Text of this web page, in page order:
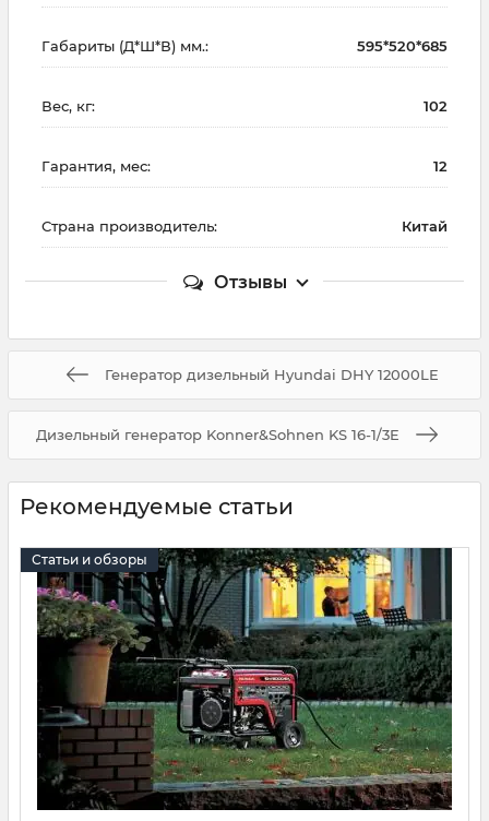
Габариты (Д*Ш*В) мм.: 595*520*685
Вес, кг: 102
Гарантия, мес: 12
Страна производитель: Китай
Отзывы
Генератор дизельный Hyundai DHY 12000LE
Дизельный генератор Konner&Sohnen KS 16-1/3E
Рекомендуемые статьи
Статьи и обзоры